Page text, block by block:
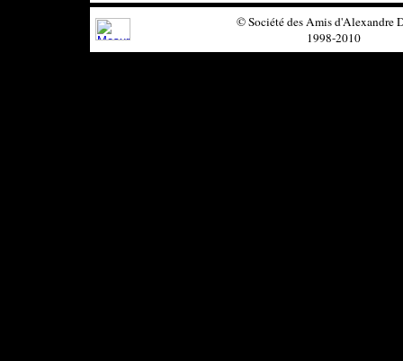
© Société des Amis d'Alexandre
1998-2010